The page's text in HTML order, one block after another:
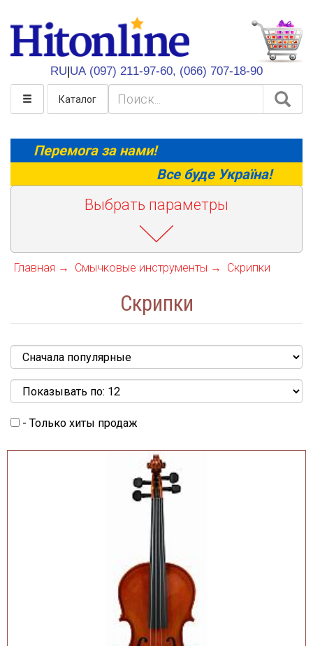
RU|UA (097) 211-97-60, (066) 707-18-90
HitOnline
Каталог
Перемога за нами!
Все буде Україна!
Выбрать параметры
Главная Смычковые инструменты Скрипки
Скрипки
- Только хиты продаж